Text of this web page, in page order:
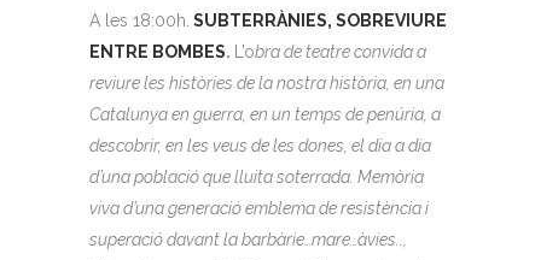
A les 18:00h. SUBTERRÀNIES, SOBREVIURE
ENTRE BOMBES. L’obra de teatre convida a
reviure les històries de la nostra història, en una
Catalunya en guerra, en un temps de penúria, a
descobrir, en les veus de les dones, el dia a dia
d’una població que lluita soterrada. Memòria
viva d’una generació emblema de resistència i
superació davant la barbàrie…mare…àvies..,